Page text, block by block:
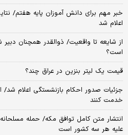
خبر مهم برای دانش آموزان پایه هفتم/
اعلام شد
از شایعه تا واقعیت/ ذوالقدر همچنان
است؟
قیمت یک لیتر بنزین در عراق چند؟
خدمت کنند
انتشار متن کامل توافق مکه/ حمله
علیه هر سه کشور است